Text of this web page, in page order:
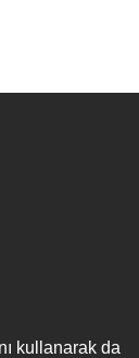
kullanarak da